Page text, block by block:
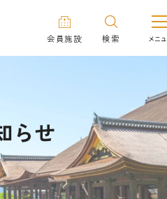
会員施設 検索
らせ